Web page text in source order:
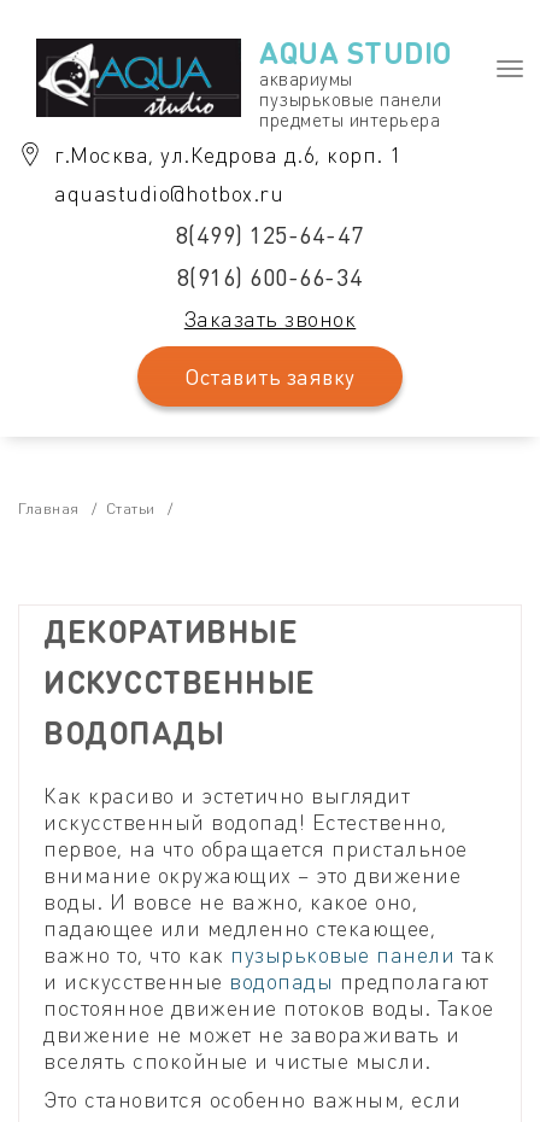
содержимому
AQUA STUDIO
аквариумы
пузырьковые панели
предметы интерьера
г.Москва, ул.Кедрова д.6, корп. 1
aquastudio@hotbox.ru
8(499) 125-64-47
8(916) 600-66-34
Заказать звонок
Оставить заявку
Главная / Статьи /
ДЕКОРАТИВНЫЕ
ИСКУССТВЕННЫЕ
ВОДОПАДЫ
Как красиво и эстетично выглядит
искусственный водопад! Естественно,
первое, на что обращается пристальное
внимание окружающих – это движение
воды. И вовсе не важно, какое оно,
падающее или медленно стекающее,
важно то, что как пузырьковые панели так
и искусственные водопады предполагают
постоянное движение потоков воды. Такое
движение не может не завораживать и
вселять спокойные и чистые мысли.
Это становится особенно важным, если